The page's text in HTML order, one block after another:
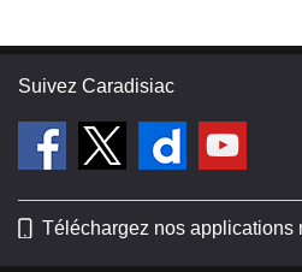
Suivez Caradisiac
Téléchargez nos applications